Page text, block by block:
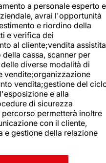
a personale esperto e
avrai l'opportunità
e riordino della
e verifica dei
al cliente;vendita assistita
cassa, scanner per
diverse modalità di
vendite;organizzazione
vendita;gestione del
e alla
di sicurezza
permetterà inoltre
con il cliente,
e gestione della relazione